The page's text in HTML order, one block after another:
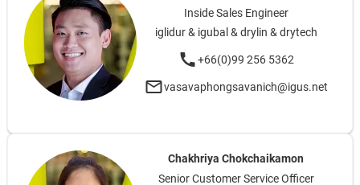
Inside Sales Engineer
iglidur & igubal & drylin & drytech
+66(0)99 256 5362
vasavaphongsavanich@igus.net
Chakhriya Chokchaikamon
Senior Customer Service Officer